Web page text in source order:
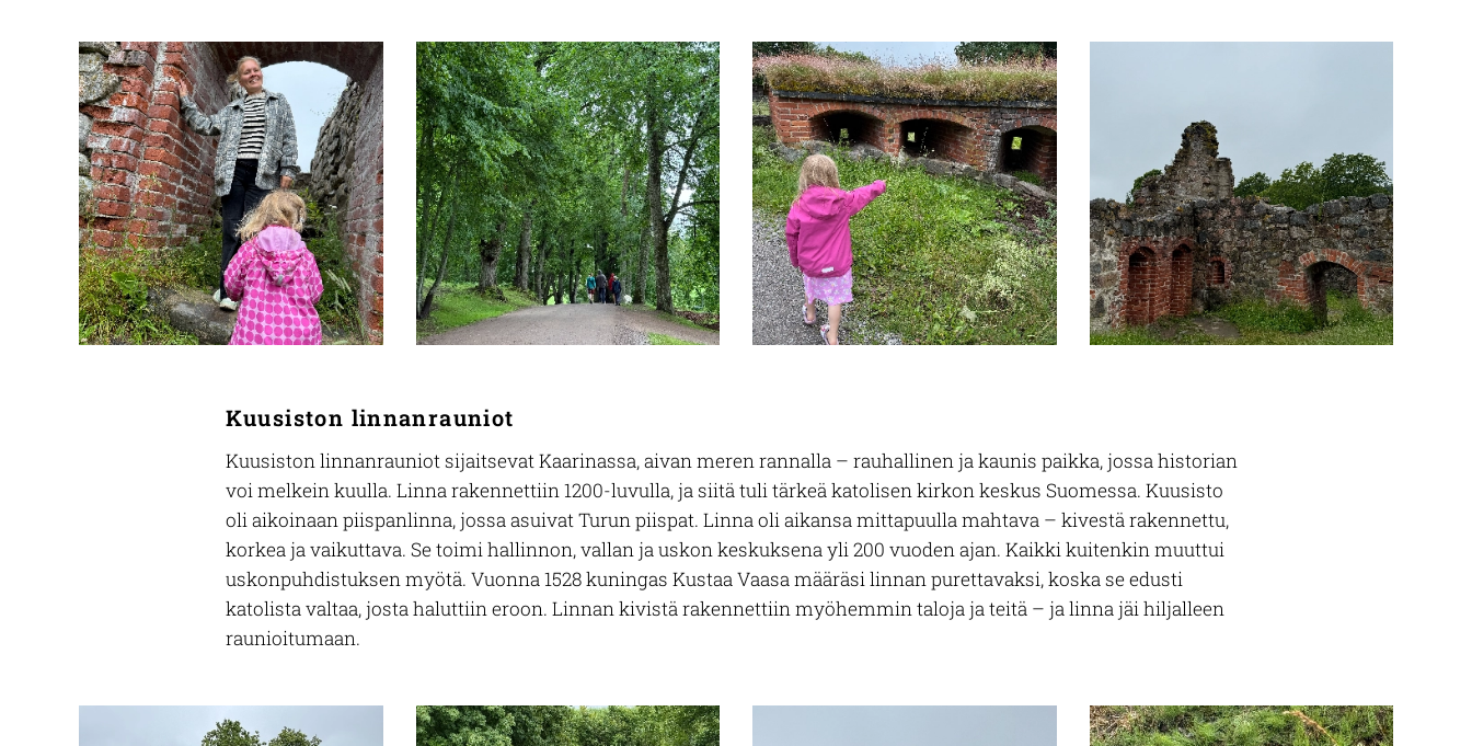
Kuusiston linnanrauniot
Kuusiston linnanrauniot sijaitsevat Kaarinassa, aivan meren rannalla – rauhallinen ja kaunis paikka, jossa historian
voi melkein kuulla. Linna rakennettiin 1200-luvulla, ja siitä tuli tärkeä katolisen kirkon keskus Suomessa. Kuusisto
oli aikoinaan piispanlinna, jossa asuivat Turun piispat. Linna oli aikansa mittapuulla mahtava – kivestä rakennettu,
korkea ja vaikuttava. Se toimi hallinnon, vallan ja uskon keskuksena yli 200 vuoden ajan. Kaikki kuitenkin muuttui
uskonpuhdistuksen myötä. Vuonna 1528 kuningas Kustaa Vaasa määräsi linnan purettavaksi, koska se edusti
katolista valtaa, josta haluttiin eroon. Linnan kivistä rakennettiin myöhemmin taloja ja teitä – ja linna jäi hiljalleen
raunioitumaan.